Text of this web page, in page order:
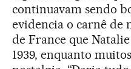
continuavam sendo
evidencia o carnê de
de France que
1939, enquanto